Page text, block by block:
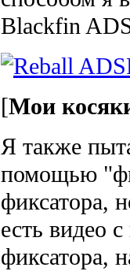
Blackfin
[Мои
Я также
помощью
фиксатора,
есть видео
фиксатора,